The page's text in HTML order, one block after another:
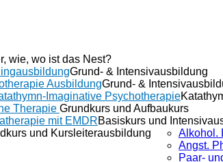
wie, wo ist das Nest?
Grund- & Intensivausbildung
AusbildungGrund- &
Imaginative Psychotherapie
Therapie Grundkurs und Aufbaukurs
mit EMDRBasiskurs und
und Kursleiterausbildung
Alkohol.
Angst.
Paar-